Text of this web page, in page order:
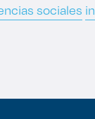
sociales